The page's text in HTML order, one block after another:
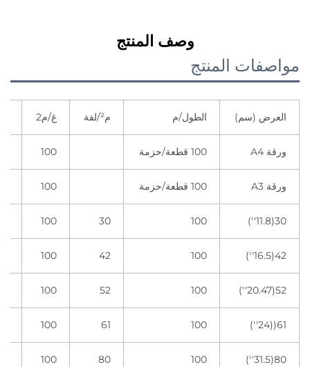
وصف المنتج
مواصفات المنتج
العرض (سم) الطول/م م²/لفة غ/م2
ورقة A4 100 قطعة/حزمة 100
ورقة A3 100 قطعة/حزمة 100
30(11.8'')
100
30
100
42(16.5'')
100
42
100
52(20.47'')
100
52
100
61((24'')
100
61
100
80(31.5'')
100
80
100